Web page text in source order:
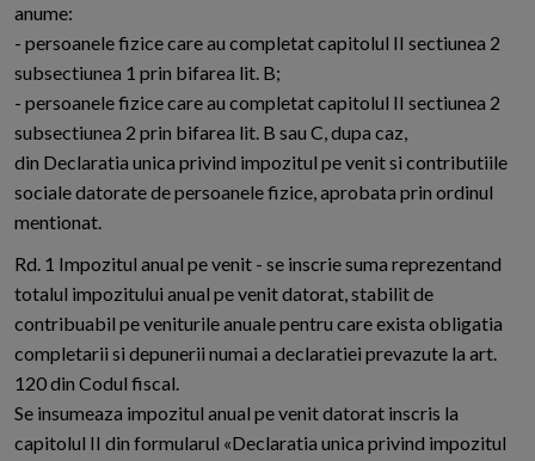
anume:
- persoanele fizice care au completat capitolul II sectiunea 2
subsectiunea 1 prin bifarea lit. B;
- persoanele fizice care au completat capitolul II sectiunea 2
subsectiunea 2 prin bifarea lit. B sau C, dupa caz,
din Declaratia unica privind impozitul pe venit si contributiile
sociale datorate de persoanele fizice, aprobata prin ordinul
mentionat.
Rd. 1 Impozitul anual pe venit - se inscrie suma reprezentand
totalul impozitului anual pe venit datorat, stabilit de
contribuabil pe veniturile anuale pentru care exista obligatia
completarii si depunerii numai a declaratiei prevazute la art.
120 din Codul fiscal.
Se insumeaza impozitul anual pe venit datorat inscris la
capitolul II din formularul «Declaratia unica privind impozitul